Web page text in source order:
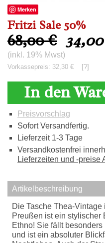
Merken
Fritzi Sale 50%
68,00 € 34,00
(inkl. 19% Mwst)
Vorkassepreis: 32,30 € [?]
In den
Preisvorschlag
Sofort Versandfertig.
Lieferzeit 1-3 Tage
Versandkostenfrei
Lieferzeiten und -preise
Artikelbeschreibung
Die Tasche Thea-
Preußen ist ein stylischer
Ethno! Sie fällt
und ist ein absoluter